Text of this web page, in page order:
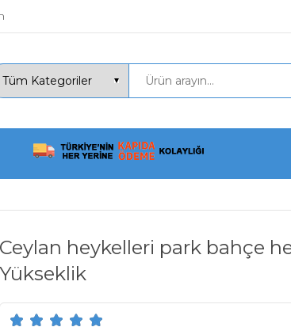
Ceylan heykelleri park bahçe
Yükseklik